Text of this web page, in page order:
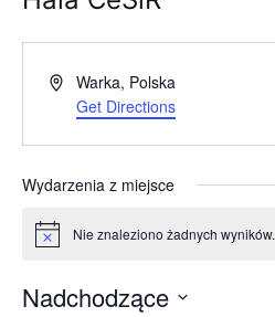
AdresWarka, Polska
Get Directions
Wydarzenia z miejsce
Powiadomienie
Nie znaleziono żadnych wyników.
Nadchodzące